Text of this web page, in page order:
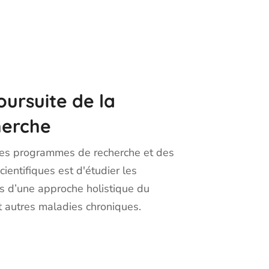
de la
programmes de recherche et des
est d'étudier les
d’une approche holistique du
autres maladies chroniques.